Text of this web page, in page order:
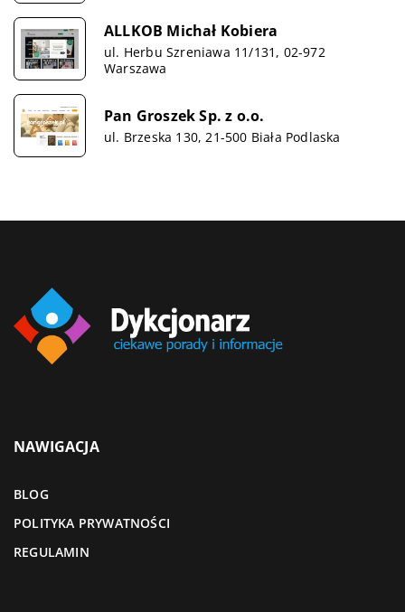
ALLKOB Michał Kobiera
ul. Herbu Szreniawa 11/131, 02-972
Warszawa
Pan Groszek Sp. z o.o.
ul. Brzeska 130, 21-500 Biała Podlaska
NAWIGACJA
BLOG
POLITYKA PRYWATNOŚCI
REGULAMIN